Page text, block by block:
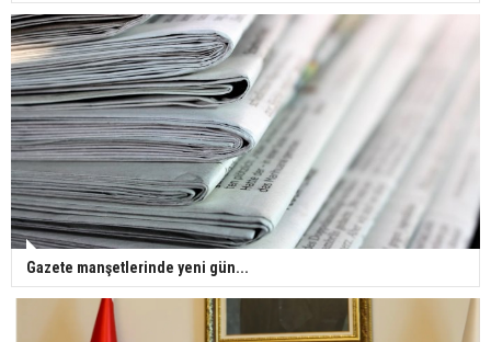
Gazete manşetlerinde yeni gün...